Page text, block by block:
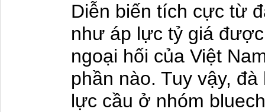
Diễn biến tích cực từ
như áp lực tỷ giá
ngoại hối của Việt
phần nào. Tuy vậy,
lực cầu ở nhóm